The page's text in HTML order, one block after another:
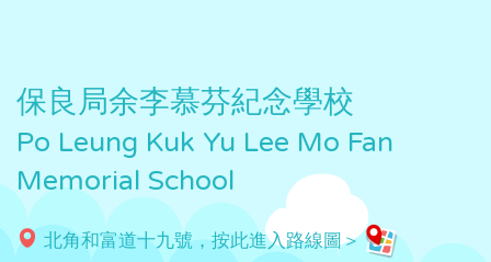
保良局余李慕芬紀念學校
Po Leung Kuk Yu Lee Mo Fan
Memorial School
北角和富道十九號，按此進入路線圖＞